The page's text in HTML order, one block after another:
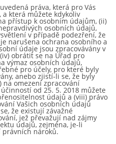
práva, která pro Vás
která můžete kdykoliv
přístup k osobním údajům, (ii)
osobních údajů,
v případě podezření, že
narušena ochrana osobního a
údaje jsou zpracovávány v
obrátit se na Úřad pro
výmaz osobních údajů,
pro účely, pro které byly
anebo zjistí-li se, že byly
na omezení zpracování
od 25. 5. 2018 můžete
údajů a (viii) právo
Vašich osobních údajů
že existují závažné
jež převažují nad zájmy
údajů, zejména, je-li
nároků.